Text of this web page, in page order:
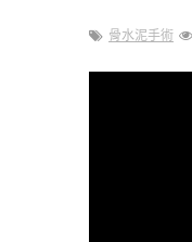
骨水泥手術